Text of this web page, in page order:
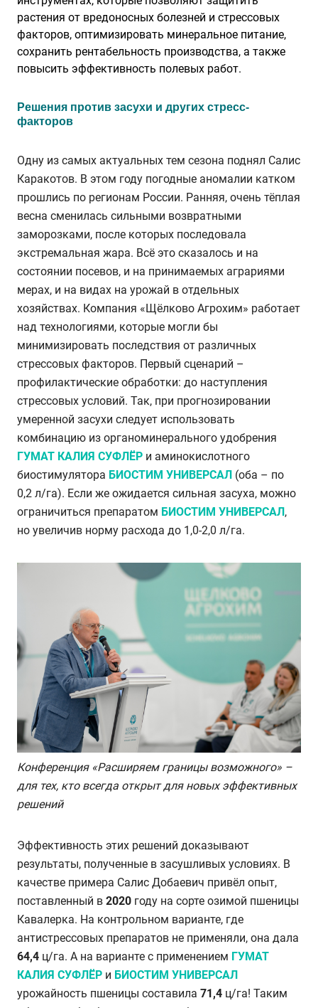
растения от вредоносных болезней и стрессовых
факторов, оптимизировать минеральное питание,
сохранить рентабельность производства, а также
повысить эффективность полевых работ.
Решения против засухи и других стресс-
факторов
Одну из самых актуальных тем сезона поднял Салис
Каракотов. В этом году погодные аномалии катком
прошлись по регионам России. Ранняя, очень тёплая
весна сменилась сильными возвратными
заморозками, после которых последовала
экстремальная жара. Всё это сказалось и на
состоянии посевов, и на принимаемых аграриями
мерах, и на видах на урожай в отдельных
хозяйствах. Компания «Щёлково Агрохим» работает
над технологиями, которые могли бы
минимизировать последствия от различных
стрессовых факторов. Первый сценарий –
профилактические обработки: до наступления
стрессовых условий. Так, при прогнозировании
умеренной засухи следует использовать
комбинацию из органоминерального удобрения
ГУМАТ КАЛИЯ СУФЛЁР и аминокислотного
биостимулятора БИОСТИМ УНИВЕРСАЛ (оба – по
0,2 л/га). Если же ожидается сильная засуха, можно
ограничиться препаратом БИОСТИМ УНИВЕРСАЛ,
но увеличив норму расхода до 1,0-2,0 л/га.
Конференция «Расширяем границы возможного» –
для тех, кто всегда открыт для новых эффективных
решений
Эффективность этих решений доказывают
результаты, полученные в засушливых условиях. В
качестве примера Салис Добаевич привёл опыт,
поставленный в 2020 году на сорте озимой пшеницы
Кавалерка. На контрольном варианте, где
антистрессовых препаратов не применяли, она дала
64,4 ц/га. А на варианте с применением ГУМАТ
КАЛИЯ СУФЛЁР и БИОСТИМ УНИВЕРСАЛ
урожайность пшеницы составила 71,4 ц/га! Таким